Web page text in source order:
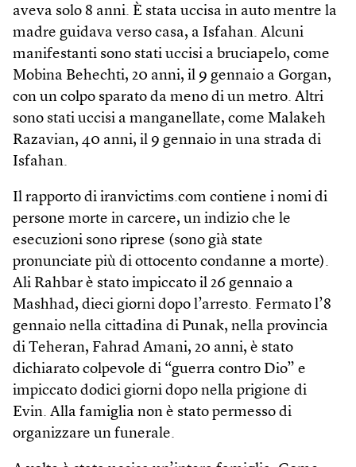
aveva solo 8 anni. È stata uccisa in auto mentre la
madre guidava verso casa, a Isfahan. Alcuni
manifestanti sono stati uccisi a bruciapelo, come
Mobina Behechti, 20 anni, il 9 gennaio a Gorgan,
con un colpo sparato da meno di un metro. Altri
sono stati uccisi a manganellate, come Malakeh
Razavian, 40 anni, il 9 gennaio in una strada di
Isfahan.
Il rapporto di iranvictims.com contiene i nomi di
persone morte in carcere, un indizio che le
esecuzioni sono riprese (sono già state
pronunciate più di ottocento condanne a morte).
Ali Rahbar è stato impiccato il 26 gennaio a
Mashhad, dieci giorni dopo l’arresto. Fermato l’8
gennaio nella cittadina di Punak, nella provincia
di Teheran, Fahrad Amani, 20 anni, è stato
dichiarato colpevole di “guerra contro Dio” e
impiccato dodici giorni dopo nella prigione di
Evin. Alla famiglia non è stato permesso di
organizzare un funerale.